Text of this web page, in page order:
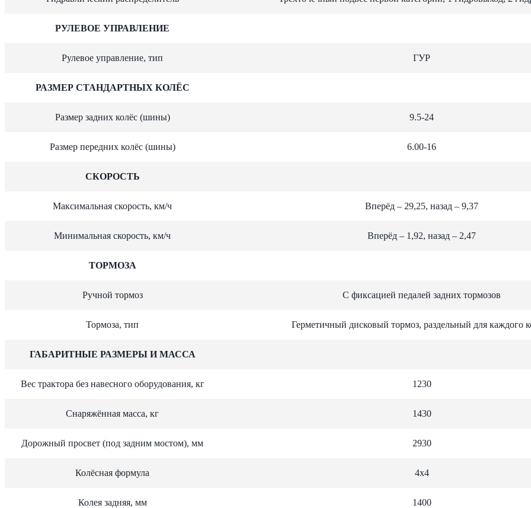
РУЛЕВОЕ УПРАВЛЕНИЕ
Рулевое управление, тип ГУР
РАЗМЕР СТАНДАРТНЫХ КОЛЁС
Размер задних колёс (шины) 9.5-24
Размер передних колёс (шины) 6.00-16
СКОРОСТЬ
Максимальная скорость, км/ч Вперёд – 29,25, назад – 9,37
Минимальная скорость, км/ч Вперёд – 1,92, назад – 2,47
ТОРМОЗА
Ручной тормоз С фиксацией педалей задних тормозов
Тормоза, тип Герметичный дисковый тормоз, раздельный для каждого
ГАБАРИТНЫЕ РАЗМЕРЫ И МАССА
Вес трактора без навесного оборудования, кг 1230
Снаряжённая масса, кг 1430
Дорожный просвет (под задним мостом), мм 2930
Колёсная формула 4х4
Колея задняя, мм 1400